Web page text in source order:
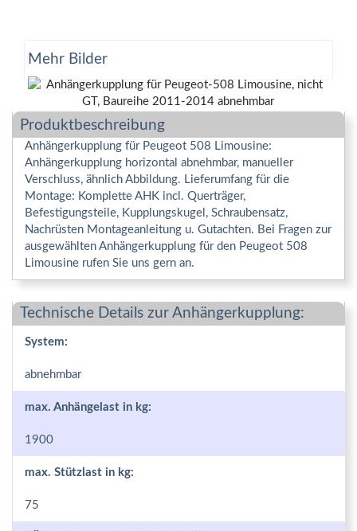
Mehr Bilder
Produktbeschreibung
Anhängerkupplung für Peugeot 508 Limousine:
Anhängerkupplung horizontal abnehmbar, manueller
Verschluss, ähnlich Abbildung. Lieferumfang für die
Montage: Komplette AHK incl. Querträger,
Befestigungsteile, Kupplungskugel, Schraubensatz,
Nachrüsten Montageanleitung u. Gutachten. Bei Fragen zur
ausgewählten Anhängerkupplung für den Peugeot 508
Limousine rufen Sie uns gern an.
Technische Details zur Anhängerkupplung:
System:
abnehmbar
max. Anhängelast in kg:
1900
max. Stützlast in kg:
75